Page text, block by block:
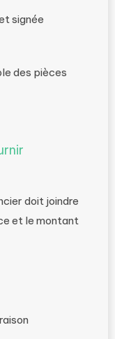
signée
des pièces
doit joindre
et le montant